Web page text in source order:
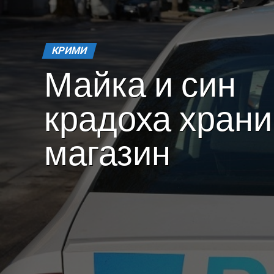
КРИМИ
Майка и син
крадоха
магазин